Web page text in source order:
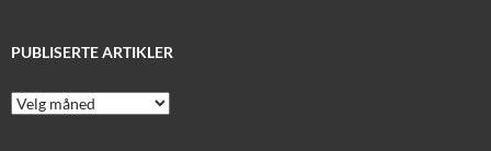
PUBLISERTE ARTIKLER
Publiserte
artikler